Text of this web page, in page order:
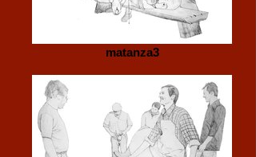
matanza3